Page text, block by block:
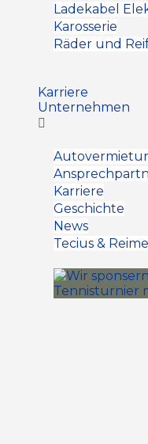
Ladekabel
Karosserie
Räder und
Karriere
Unternehmen
Karriere
Geschichte
News
Tecius &